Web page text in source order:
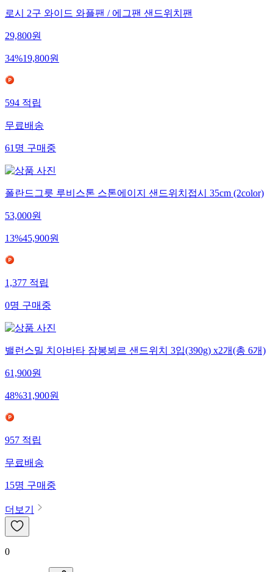
로시 2구 와이드 와플팬 / 에그팬 샌드위치팬
29,800원
34%19,800원
594적립
무료배송
61명구매중
폴란드그릇 루비스톤 스톤에이지 샌드위치접시 35cm (2color)
53,000원
13%45,900원
1,377적립
0명구매중
밸런스밀 치아바타 잠봉뵈르 샌드위치 3입(390g) x2개(총 6개)
61,900원
48%31,900원
957적립
무료배송
15명구매중
더보기
0